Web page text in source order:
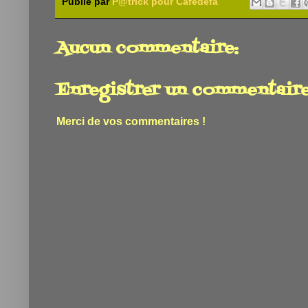
Aucun commentaire:
Enregistrer un
Merci de vos commentaires !